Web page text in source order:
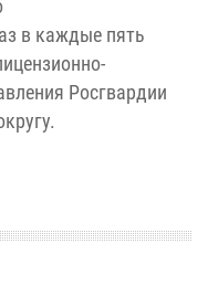
в каждые пять
Росгвардии